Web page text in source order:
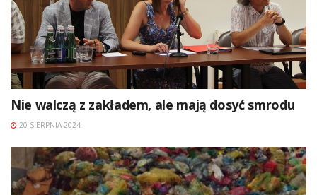
Nie walczą z zakładem, ale mają dosyć smrodu
20 SIERPNIA 2024